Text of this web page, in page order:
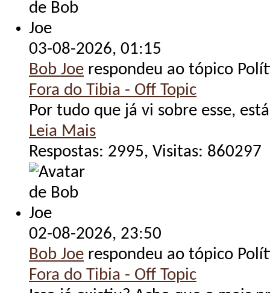
03-08-2026, 01:15
Bob Joe respondeu ao tópico
Fora do Tibia - Off Topic
Por tudo que já vi sobre esse,
Leia Mais
Respostas: 2995, Visitas: 860297
02-08-2026, 23:50
Bob Joe respondeu ao tópico
Fora do Tibia - Off Topic